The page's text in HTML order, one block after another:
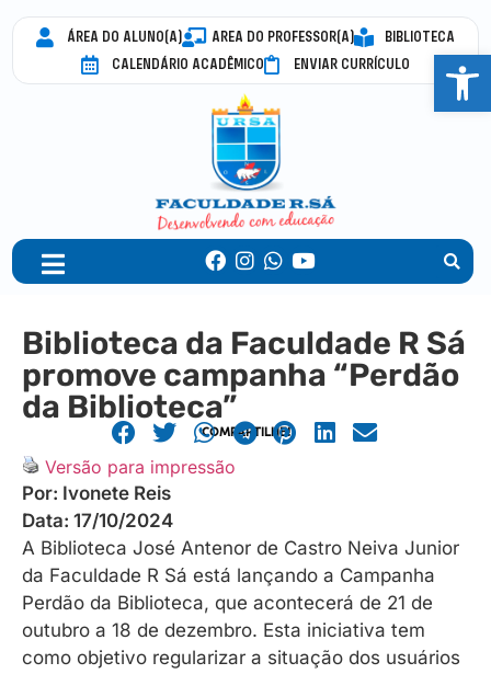
ÁREA DO ALUNO(A) AREA DO PROFESSOR(A)
BIBLIOTECA
CALENDÁRIO ACADÊMICO
ENVIAR CURRÍCULO
Biblioteca da Faculdade R Sá
promove campanha “Perdão
da Biblioteca”
COMPARTILHE!
Versão para impressão
Por: Ivonete Reis
Data: 17/10/2024
A Biblioteca José Antenor de Castro Neiva Junior
da Faculdade R Sá está lançando a Campanha
Perdão da Biblioteca, que acontecerá de 21 de
outubro a 18 de dezembro. Esta iniciativa tem
como objetivo regularizar a situação dos usuários
Abrir